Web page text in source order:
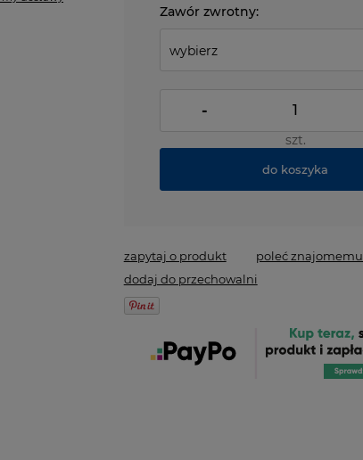
Zawór zwrotny:
-
szt.
do koszyka
zapytaj o produkt poleć znajomemu
dodaj do przechowalni